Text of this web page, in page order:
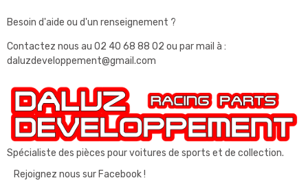
Besoin d'aide ou d'un renseignement ?
Contactez nous au 02 40 68 88 02 ou par mail à :
daluzdeveloppement@gmail.com
Spécialiste des pièces pour voitures de sports et de collection.
Rejoignez nous sur Facebook !